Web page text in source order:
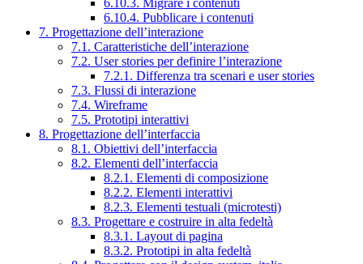
6.10.3. Migrare i contenuti
6.10.4. Pubblicare i contenuti
7. Progettazione dell’interazione
7.1. Caratteristiche dell’interazione
7.2. User stories per definire l’interazione
7.2.1. Differenza tra scenari e user stories
7.3. Flussi di interazione
7.4. Wireframe
7.5. Prototipi interattivi
8. Progettazione dell’interfaccia
8.1. Obiettivi dell’interfaccia
8.2. Elementi dell’interfaccia
8.2.1. Elementi di composizione
8.2.2. Elementi interattivi
8.2.3. Elementi testuali (microtesti)
8.3. Progettare e costruire in alta fedeltà
8.3.1. Layout di pagina
8.3.2. Prototipi in alta fedeltà